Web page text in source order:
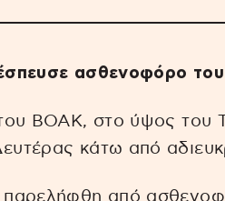
ασθενοφόρο
ΒΟΑΚ, στο ύψος του
κάτω από
παρελήφθη από